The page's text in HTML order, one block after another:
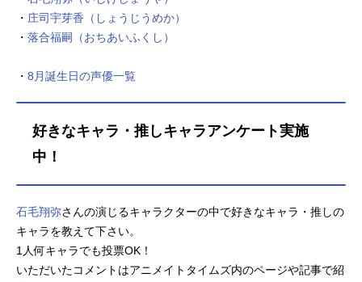
二人の生き様が交差するとき、あら
たな運命が動きだすー作品名火狩り
キャスト灯子：久野美咲煌四：石毛
翔弥明楽：坂本真綾炉六：細谷佳正
綺羅：早見沙織緋名子：山口愛ク
・ 庄司宇芽香（しょうじうめか）
・ 落合福嗣（おちあいふくし）
・ 8月誕生日の声優一覧
好きなキャラ・推しキャラアンケート実施
中！
石毛翔弥さんの演じるキャラクターの中で好きなキャラ・推しの
キャラを教えて下さい。
1人何キャラでも投票OK！
いただいたコメントはアニメイトタイムズ内のページや記事で紹